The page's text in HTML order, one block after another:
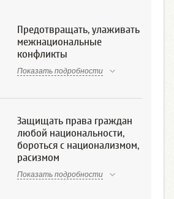
Предотвращать, улаживать
межнациональные
конфликты
Показать подробности
Защищать права граждан
любой национальности,
бороться с национализмом,
расизмом
Показать подробности